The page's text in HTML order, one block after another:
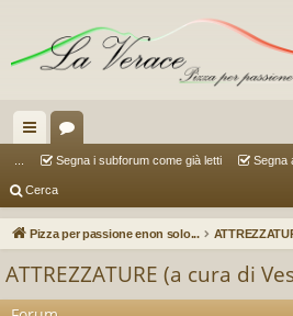
oll
eg
a
or
Segna i subforum come già letti Segna
Cerca
Pizza per passione enon solo...
ATTREZZATURE (a cura di